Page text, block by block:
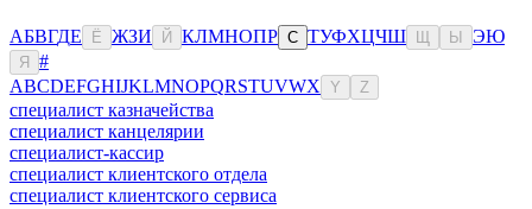
АБВГДЕ Ё ЖЗИ Й КЛМНОПР С ТУФХЦЧШ Ы ЭЮ
Я
#
ABCDEFGHIJKLMNOPQRSTUVWX Y Z
специалист казначейства
специалист канцелярии
специалист-кассир
специалист клиентского отдела
специалист клиентского сервиса